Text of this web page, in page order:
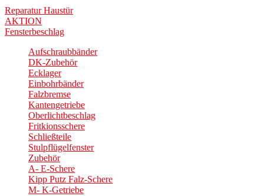
Reparatur Haustür
AKTION
Fensterbeschlag
Aufschraubbänder
DK-Zubehör
Ecklager
Einbohrbänder
Falzbremse
Kantengetriebe
Oberlichtbeschlag
Fritkionsschere
Schließteile
Stulpflügelfenster
Zubehör
A- E-Schere
Kipp Putz Falz-Schere
M- K-Getriebe